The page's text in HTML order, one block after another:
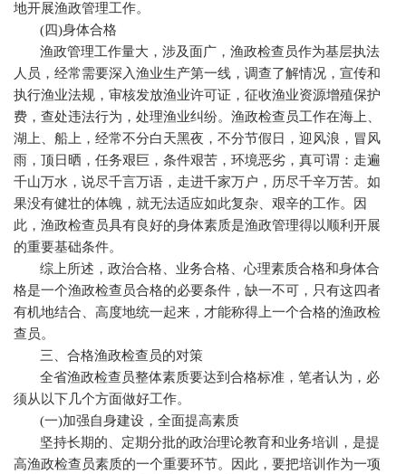
地开展渔政管理工作。
(四)身体合格
渔政管理工作量大，涉及面广，渔政检查员作为基层执法
人员，经常需要深入渔业生产第一线，调查了解情况，宣传和
执行渔业法规，审核发放渔业许可证，征收渔业资源增殖保护
费，查处违法行为，处理渔业纠纷。渔政检查员工作在海上、
湖上、船上，经常不分白天黑夜，不分节假日，迎风浪，冒风
雨，顶日晒，任务艰巨，条件艰苦，环境恶劣，真可谓：走遍
千山万水，说尽千言万语，走进千家万户，历尽千辛万苦。如
果没有健壮的体魄，就无法适应如此复杂、艰辛的工作。因
此，渔政检查员具有良好的身体素质是渔政管理得以顺利开展
的重要基础条件。
综上所述，政治合格、业务合格、心理素质合格和身体合
格是一个渔政检查员合格的必要条件，缺一不可，只有这四者
有机地结合、高度地统一起来，才能称得上一个合格的渔政检
查员。
三、合格渔政检查员的对策
全省渔政检查员整体素质要达到合格标准，笔者认为，必
须从以下几个方面做好工作。
(一)加强自身建设，全面提高素质
坚持长期的、定期分批的政治理论教育和业务培训，是提
高渔政检查员素质的一个重要环节。因此，要把培训作为一项